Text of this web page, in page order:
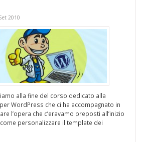
2010
alla fine del corso dedicato alla
WordPress che ci ha accompagnato in
l’opera che c’eravamo preposti all’inizio
personalizzare il template dei